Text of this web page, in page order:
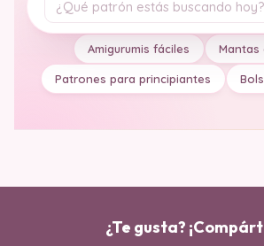
Tu pregunta
Amigurumis fáciles Mantas
Patrones para principiantes
¿Te gusta?